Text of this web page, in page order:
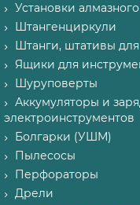
Установки
Штангенциркули
Штанги, штативы
Ящики для
Шуруповерты
Аккумуляторы и
электроинструментов
Болгарки (УШМ)
Пылесосы
Перфораторы
Дрели